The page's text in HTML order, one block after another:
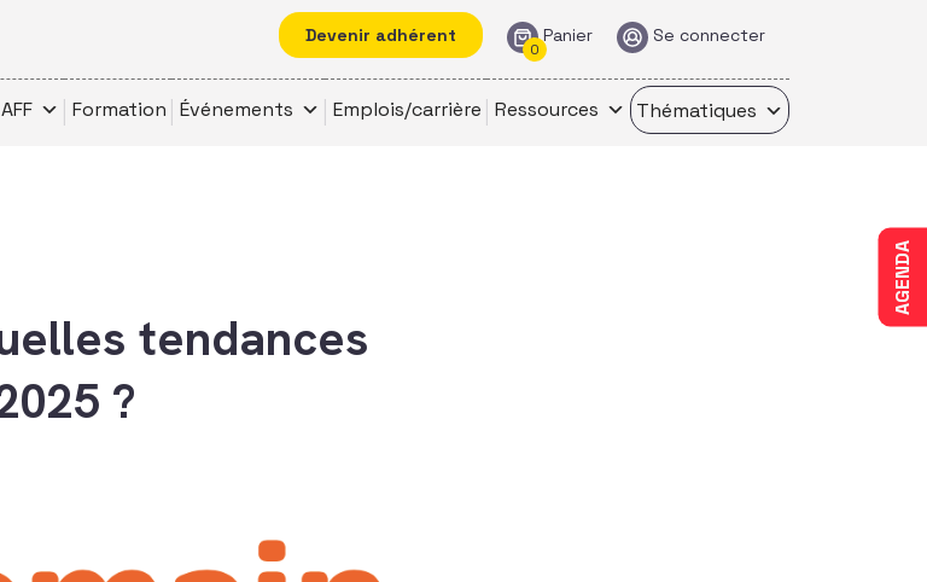
Devenir adhérent Panier
0
Se connecter
Formation Événements Emplois/carrière Ressources Thématiques
AGENDA
tendances
?